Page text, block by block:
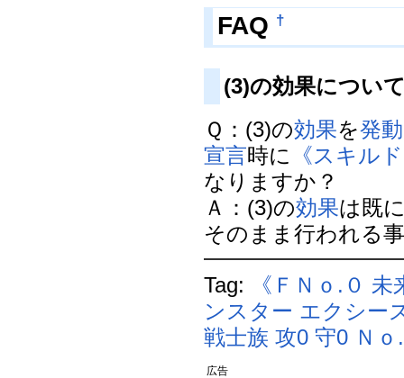
FAQ †
(3)の効果につい
Ｑ：(3)の効果を発動
宣言時に
《スキル
なりますか？
Ａ：(3)の効果は既
そのまま行われる
Tag:
《ＦＮｏ.０
ンスター エクシー
戦士族 攻0 守0 Ｎｏ.
広告